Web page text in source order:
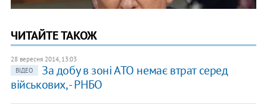
ЧИТАЙТЕ ТАКОЖ
28 вересня 2014, 13:03
ВІДЕО
За добу в зоні АТО немає втрат серед
військових, - РНБО